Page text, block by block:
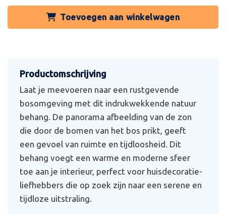
Toevoegen aan winkelwagen
Laat je meevoeren naar een rustgevende
bosomgeving met dit indrukwekkende natuur
behang. De panorama afbeelding van de zon
die door de bomen van het bos prikt, geeft
een gevoel van ruimte en tijdloosheid. Dit
behang voegt een warme en moderne sfeer
toe aan je interieur, perfect voor huisdecoratie-
liefhebbers die op zoek zijn naar een serene en
tijdloze uitstraling.